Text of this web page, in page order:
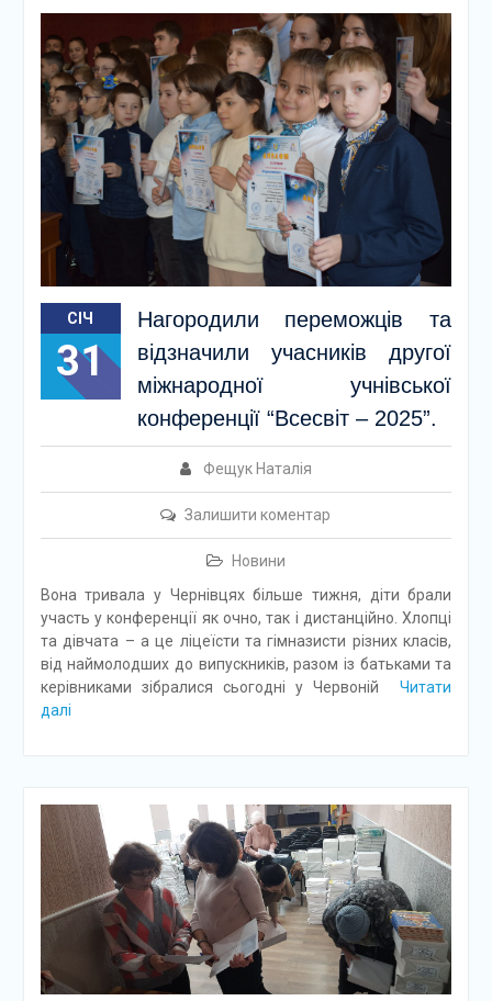
СІЧ
31
Нагородили переможців та
відзначили учасників другої
міжнародної учнівської
конференції “Всесвіт – 2025”.
Фещук Наталія
Залишити коментар
Новини
Вона тривала у Чернівцях більше тижня, діти брали
участь у конференції як очно, так і дистанційно. Хлопці
та дівчата – а це ліцеїсти та гімназисти різних класів,
від наймолодших до випускників, разом із батьками та
керівниками зібралися сьогодні у Червоній
Читати
далі